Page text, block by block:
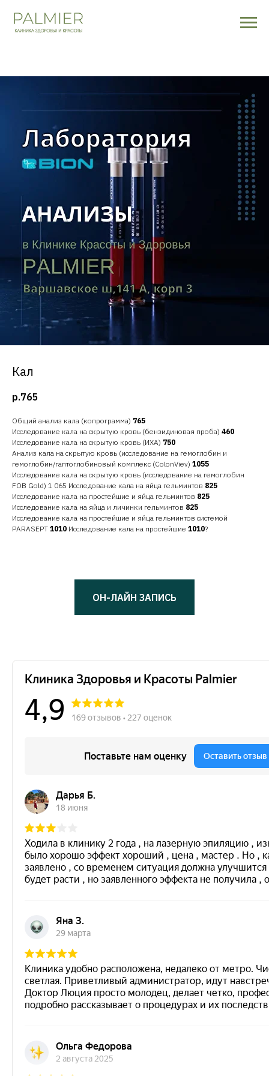
Кал
р.765
Общий анализ кала (копрограмма) 765
Исследование кала на скрытую кровь (бензидиновая проба) 460
Исследование кала на скрытую кровь (ИХА) 750
Анализ кала на скрытую кровь (исследование на гемоглобин и
гемоглобин/гаптоглобиновый комплекс (ColonViev) 1055
Исследование кала на скрытую кровь (исследование на гемоглобин
FOB Gold) 1 065 Исследование кала на яйца гельминтов 825
Исследование кала на простейшие и яйца гельминтов 825
Исследование кала на яйца и личинки гельминтов 825
Исследование кала на простейшие и яйца гельминтов системой
PARASEPT 1010 Исследование кала на простейшие 1010?
ОН-ЛАЙН ЗАПИСЬ